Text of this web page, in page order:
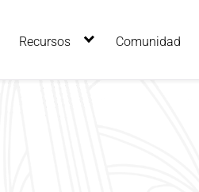
Recursos Comunidad